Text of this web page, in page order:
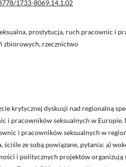
1733-8069.14.1.02
prostytucja, ruch pracownic i
zbiorowych, rzecznictwo
krytycznej dyskusji nad regionalną
i pracowników seksualnych w Europie.
i pracowników seksualnych w
ze sobą powiązane, pytania: a)
i politycznych projektów organizują